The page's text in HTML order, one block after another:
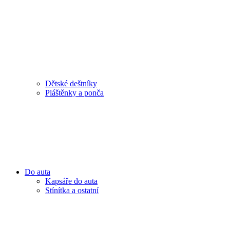
Dětské deštníky
Pláštěnky a ponča
Do auta
Kapsáře do auta
Stínítka a ostatní